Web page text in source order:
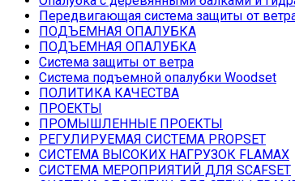
Передвигающая система защиты от
ПОДЪЕМНАЯ ОПАЛУБКА
ПОДЪЕМНАЯ ОПАЛУБКА
Система защиты от ветра
Система подъемной опалубки Woodset
ПОЛИТИКА КАЧЕСТВА
ПРОЕКТЫ
ПРОМЫШЛЕННЫЕ ПРОЕКТЫ
РЕГУЛИРУЕМАЯ СИСТЕМА PROPSET
СИСТЕМА ВЫСОКИХ НАГРУЗОК FLAMAX
СИСТЕМА МЕРОПРИЯТИЙ ДЛЯ SCAFSET